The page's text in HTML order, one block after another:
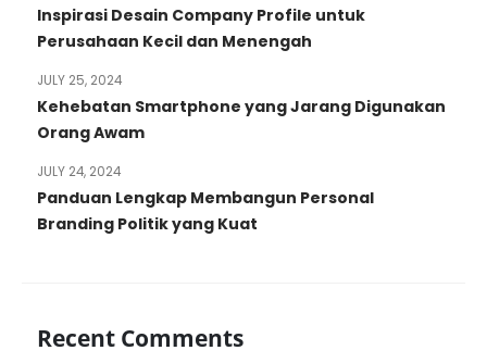
Inspirasi Desain Company Profile untuk
Perusahaan Kecil dan Menengah
Kehebatan Smartphone yang Jarang Digunakan
Orang Awam
JULY 25, 2024
Panduan Lengkap Membangun Personal
Branding Politik yang Kuat
JULY 24, 2024
Recent Comments